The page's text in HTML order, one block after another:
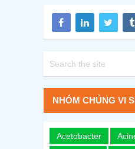
NHÓM CHỦNG VI
Acetobacter